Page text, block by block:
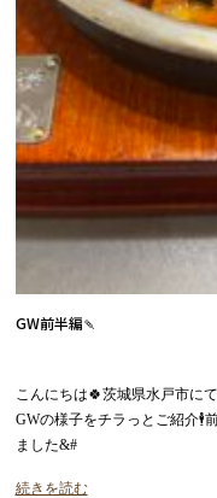
GW前半編🍡
こんにちは🍀茨城県水戸市に
GWの様子をチラっとご紹介🕴
ました&#
続きを読む